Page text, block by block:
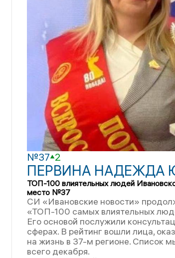
№37 2
ПЕРВИНА НАДЕЖДА
ТОП-100 влиятельных людей
место №37
СИ «Ивановские новости»
«ТОП-100 самых влиятельных
Его основой послужили
сферах. В рейтинг вошли лица,
на жизнь в 37-м регионе. Список
всего декабря.